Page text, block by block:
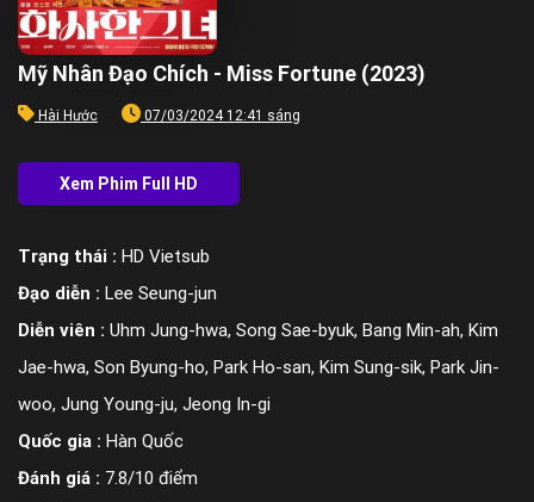
Mỹ Nhân Đạo Chích - Miss Fortune (2023)
Hài Hước 07/03/2024 12:41 sáng
Trạng thái : HD Vietsub
Đạo diễn : Lee Seung-jun
Diễn viên : Uhm Jung-hwa, Song Sae-byuk, Bang Min-ah, Kim
Jae-hwa, Son Byung-ho, Park Ho-san, Kim Sung-sik, Park Jin-
woo, Jung Young-ju, Jeong In-gi
Quốc gia : Hàn Quốc
Đánh giá : 7.8/10 điểm